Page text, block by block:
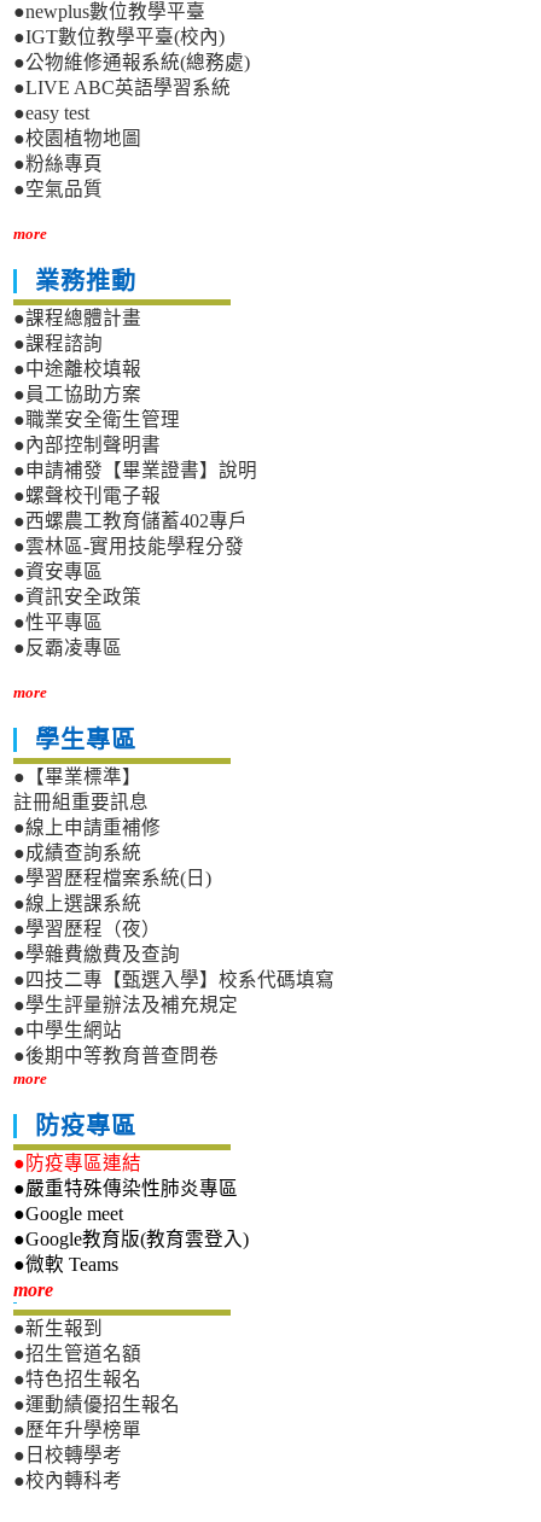
●newplus數位教學平臺
●IGT數位教學平臺(校內)
●公物維修通報系統(總務處)
●LIVE ABC英語學習系統
●easy test
●校園植物地圖
●粉絲專頁
●空氣品質
more
業務推動
●課程總體計畫
●課程諮詢
●中途離校填報
●員工協助方案
●職業安全衛生管理
●內部控制聲明書
●申請補發【畢業證書】說明
●螺聲校刊電子報
●西螺農工教育儲蓄402專戶
●雲林區-實用技能學程分發
●資安專區
●資訊安全政策
●性平專區
●反霸凌專區
more
學生專區
●【畢業標準】
註冊組重要訊息
●線上申請重補修
●成績查詢系統
●學習歷程檔案系統(日)
●線上選課系統
●學習歷程（夜）
●學雜費繳費及查詢
●四技二專【甄選入學】校系代碼填寫
●學生評量辦法及補充規定
●中學生網站
●後期中等教育普查問卷
more
防疫專區
●防疫專區連結
●嚴重特殊傳染性肺炎專區
●Google meet
●Google教育版(教育雲登入)
●微軟 Teams
more新生專區
●新生報到
●招生管道名額
●特色招生報名
●運動績優招生報名
●歷年升學榜單
●日校轉學考
●校內轉科考